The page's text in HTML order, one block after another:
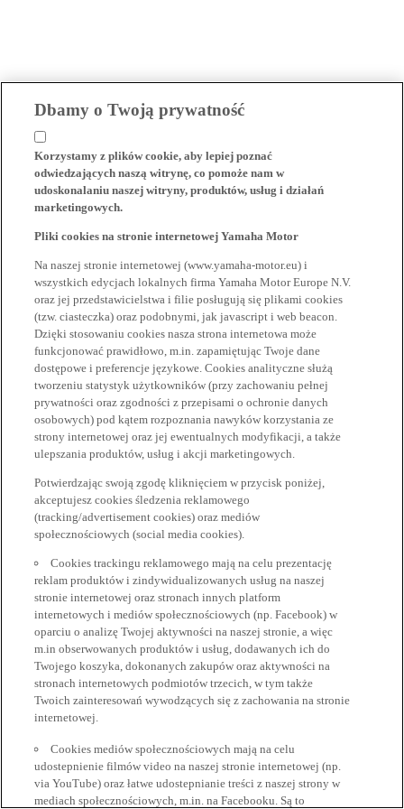
Dbamy o Twoją prywatność
Korzystamy z plików cookie, aby lepiej poznać
odwiedzających naszą witrynę, co pomoże nam w
udoskonalaniu naszej witryny, produktów, usług i działań
marketingowych.
Pliki cookies na stronie internetowej Yamaha Motor
Na naszej stronie internetowej (www.yamaha-motor.eu) i
wszystkich edycjach lokalnych firma Yamaha Motor Europe N.V.
oraz jej przedstawicielstwa i filie posługują się plikami cookies
(tzw. ciasteczka) oraz podobnymi, jak javascript i web beacon.
Dzięki stosowaniu cookies nasza strona internetowa może
funkcjonować prawidłowo, m.in. zapamiętując Twoje dane
dostępowe i preferencje językowe. Cookies analityczne służą
tworzeniu statystyk użytkowników (przy zachowaniu pełnej
prywatności oraz zgodności z przepisami o ochronie danych
osobowych) pod kątem rozpoznania nawyków korzystania ze
strony internetowej oraz jej ewentualnych modyfikacji, a także
ulepszania produktów, usług i akcji marketingowych.
Potwierdzając swoją zgodę kliknięciem w przycisk poniżej,
akceptujesz cookies śledzenia reklamowego
(tracking/advertisement cookies) oraz mediów
społecznościowych (social media cookies).
Cookies trackingu reklamowego mają na celu prezentację
reklam produktów i zindywidualizowanych usług na naszej
stronie internetowej oraz stronach innych platform
internetowych i mediów społecznościowych (np. Facebook) w
oparciu o analizę Twojej aktywności na naszej stronie, a więc
m.in obserwowanych produktów i usług, dodawanych ich do
Twojego koszyka, dokonanych zakupów oraz aktywności na
stronach internetowych podmiotów trzecich, w tym także
Twoich zainteresowań wywodzących się z zachowania na stronie
internetowej.
Cookies mediów społecznościowych mają na celu
udostepnienie filmów video na naszej stronie internetowej (np.
via YouTube) oraz łatwe udostepnianie treści z naszej strony w
mediach społecznościowych, m.in. na Facebooku. Są to